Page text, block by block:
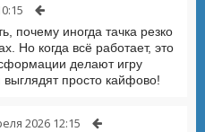
почему иногда тачка резко
Но когда всё работает, это
делают игру
просто кайфово!
2026 12:15